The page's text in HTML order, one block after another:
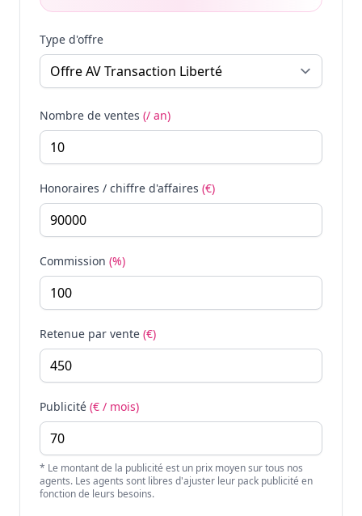
Type d'offre
Nombre de ventes (/ an)
Honoraires / chiffre d'affaires (€)
Commission (%)
Retenue par vente (€)
Publicité (€ / mois)
* Le montant de la publicité est un prix moyen sur tous nos
agents. Les agents sont libres d'ajuster leur pack publicité en
fonction de leurs besoins.